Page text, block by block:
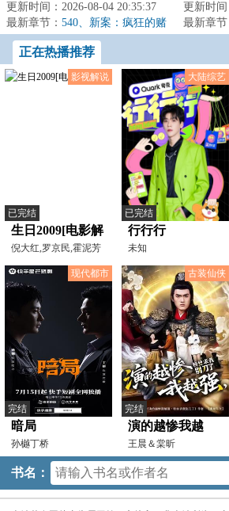
年的初夏，一名侧写师重生在叛
逆青年身上，...
更新时间：2026-08-04 20:35:37
最新章节： 540、新案：疯狂的赌
局
他，拿
物。和
更新时间
最新章节
正在热播推荐
影视解说
已完结
生日2009[电影解
说]
倪大红,罗京民,霍泥芳
大陆综艺
已完结
行行行
未知
现代都市
完结
暗局
孙樾丁桥
古装仙侠
完结
演的越惨我越
强，粉丝求我别
刀了
王晨＆棠昕
书名：